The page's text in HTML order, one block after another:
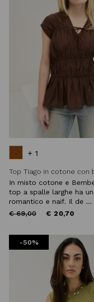
+ 1
Top Tiago in cotone con
In misto cotone e
top a spalle larghe ha
romantico e naif. Il de ...
Price
€ 69,00to € 20,70
-50%